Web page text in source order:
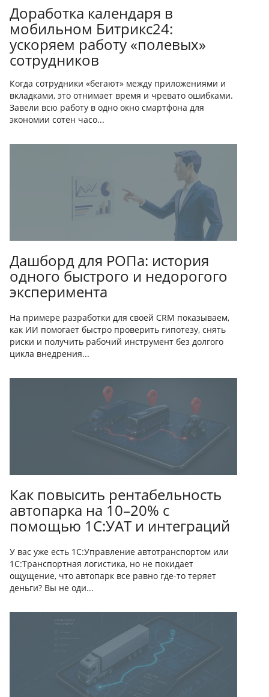
Доработка календаря в
мобильном Битрикс24:
ускоряем работу «полевых»
сотрудников
Когда сотрудники «бегают» между приложениями и
вкладками, это отнимает время и чревато ошибками.
Завели всю работу в одно окно смартфона для
экономии сотен часо...
Дашборд для РОПа: история
одного быстрого и недорогого
эксперимента
На примере разработки для своей CRM показываем,
как ИИ помогает быстро проверить гипотезу, снять
риски и получить рабочий инструмент без долгого
цикла внедрения...
Как повысить рентабельность
автопарка на 10–20% с
помощью 1С:УАТ и интеграций
У вас уже есть 1С:Управление автотранспортом или
1С:Транспортная логистика, но не покидает
ощущение, что автопарк все равно где-то теряет
деньги? Вы не оди...